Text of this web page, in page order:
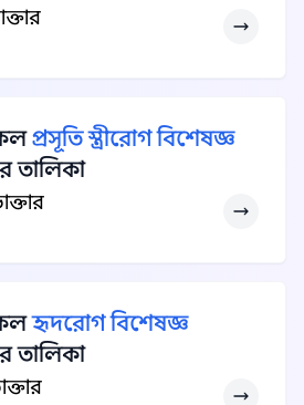
প্রসূতি স্ত্রীরোগ বিশেষজ্ঞ
তালিকা
হৃদরোগ বিশেষজ্ঞ
তালিকা